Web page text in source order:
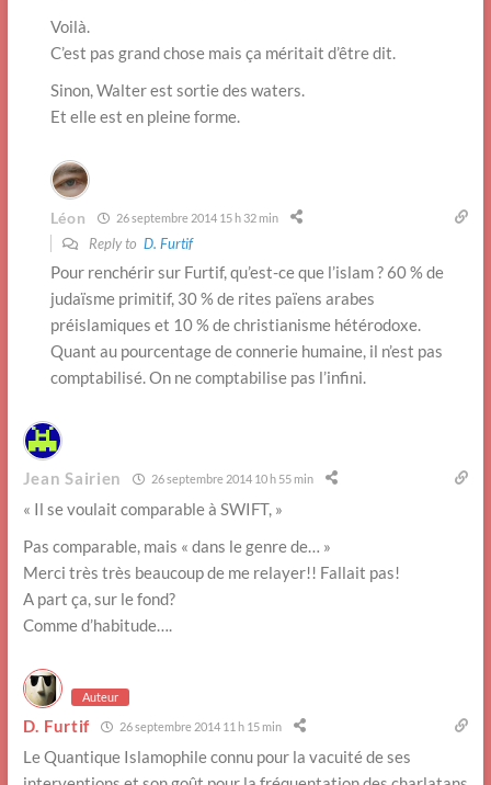
Voilà.
C’est pas grand chose mais ça méritait d’être dit.
Sinon, Walter est sortie des waters.
Et elle est en pleine forme.
Léon 26 septembre 2014 15 h 32 min
Reply to D. Furtif
Pour renchérir sur Furtif, qu’est-ce que l’islam ? 60 % de
judaïsme primitif, 30 % de rites païens arabes
préislamiques et 10 % de christianisme hétérodoxe.
Quant au pourcentage de connerie humaine, il n’est pas
comptabilisé. On ne comptabilise pas l’infini.
Jean Sairien 26 septembre 2014 10 h 55 min
« Il se voulait comparable à SWIFT, »
Pas comparable, mais « dans le genre de… »
Merci très très beaucoup de me relayer!! Fallait pas!
A part ça, sur le fond?
Comme d’habitude….
Auteur
D. Furtif 26 septembre 2014 11 h 15 min
Le Quantique Islamophile connu pour la vacuité de ses